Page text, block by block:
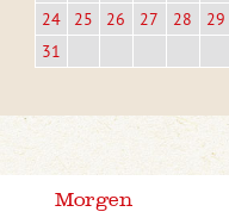
24
25 26 27 28 29
31
Morgen